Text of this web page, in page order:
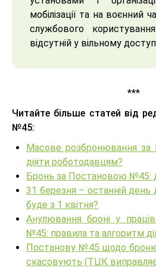
мобілізації та на воєнний
службового
відсутній у вільному
***
Читайте більше статей від
№45:
Масове розбронювання
діяти роботодавцям?
Бронь за Постановою №45:
31 березня – останній день
буде з 1 квітня?
Анулювання броні у
№45: правила та алгоритм
Постанову №45 щодо
скасовують (ТЦК виправляє